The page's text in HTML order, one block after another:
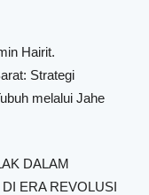
Hairit.
Strategi
melalui Jahe
DALAM
ERA REVOLUSI